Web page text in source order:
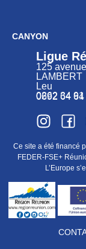
CANYON
Ligue
125
Leu
0262 34 91
0692 64 64
Ce site a été financé
FEDER-FSE+
L’Europe